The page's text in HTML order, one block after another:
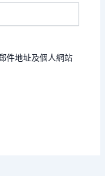
件地址及個人網站